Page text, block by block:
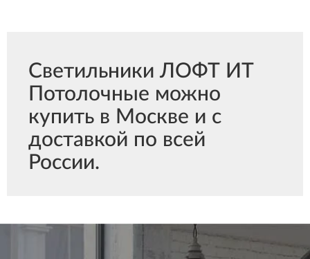
Светильники ЛОФТ ИТ
Потолочные можно
купить в Москве и с
доставкой по всей
России.